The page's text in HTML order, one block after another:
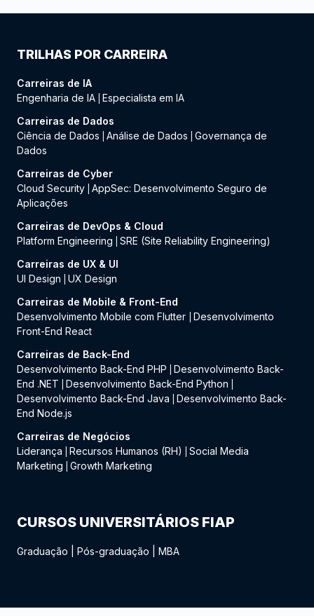
TRILHAS POR CARREIRA
Carreiras de IA
Engenharia de IA Especialista em IA
Carreiras de Dados
Ciência de Dados
Análise de Dados
Governança de
Dados
Carreiras de Cyber
Cloud Security AppSec: Desenvolvimento Seguro de
Aplicações
Carreiras de DevOps & Cloud
Platform Engineering
SRE (Site Reliability Engineering)
Carreiras de UX & UI
UI Design
UX Design
Carreiras de Mobile & Front-End
Desenvolvimento Mobile com Flutter
Desenvolvimento
Front-End React
Carreiras de Back-End
Desenvolvimento Back-End PHP
Desenvolvimento Back-
End .NET
Desenvolvimento Back-End Python
Desenvolvimento Back-End Java
Desenvolvimento Back-
End Node.js
Carreiras de Negócios
Liderança
Recursos Humanos (RH)
Social Media
Marketing
Growth Marketing
CURSOS UNIVERSITÁRIOS FIAP
Graduação Pós-graduação MBA